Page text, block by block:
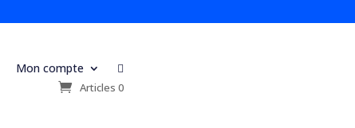
Mon compte 
Articles 0